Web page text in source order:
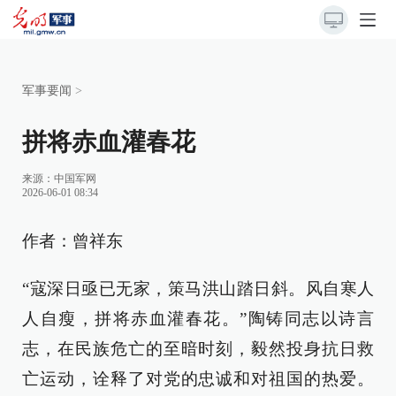
军事要闻 >
拼将赤血灌春花
来源： 中国军网
2026-06-01 08:34
作者：曾祥东
“寇深日亟已无家，策马洪山踏日斜。风自寒人
人自瘦，拼将赤血灌春花。”陶铸同志以诗言
志，在民族危亡的至暗时刻，毅然投身抗日救
亡运动，诠释了对党的忠诚和对祖国的热爱。